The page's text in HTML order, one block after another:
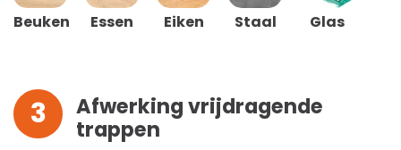
Beuken Essen Eiken Staal Glas
3
Afwerking vrijdragende
trappen